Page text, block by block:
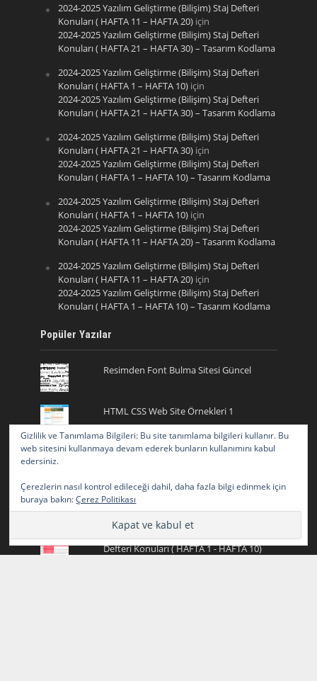
2024-2025 Yazılım Geliştirme (Bilişim) Staj Defteri
Konuları ( HAFTA 11 – HAFTA 20)için
2024-2025 Yazılım Geliştirme (Bilişim) Staj Defteri
Konuları ( HAFTA 21 – HAFTA 30) – Tasarım Kodlama
2024-2025 Yazılım Geliştirme (Bilişim) Staj Defteri
Konuları ( HAFTA 1 – HAFTA 10)için
2024-2025 Yazılım Geliştirme (Bilişim) Staj Defteri
Konuları ( HAFTA 21 – HAFTA 30) – Tasarım Kodlama
2024-2025 Yazılım Geliştirme (Bilişim) Staj Defteri
Konuları ( HAFTA 21 – HAFTA 30)için
2024-2025 Yazılım Geliştirme (Bilişim) Staj Defteri
Konuları ( HAFTA 1 – HAFTA 10) – Tasarım Kodlama
2024-2025 Yazılım Geliştirme (Bilişim) Staj Defteri
Konuları ( HAFTA 1 – HAFTA 10)için
2024-2025 Yazılım Geliştirme (Bilişim) Staj Defteri
Konuları ( HAFTA 11 – HAFTA 20) – Tasarım Kodlama
2024-2025 Yazılım Geliştirme (Bilişim) Staj Defteri
Konuları ( HAFTA 11 – HAFTA 20)için
2024-2025 Yazılım Geliştirme (Bilişim) Staj Defteri
Konuları ( HAFTA 1 – HAFTA 10) – Tasarım Kodlama
Popüler Yazılar
Resimden Font Bulma Sitesi Güncel
HTML CSS Web Site Örnekleri 1
Fotoğrafların Üzerindeki Yazıları Silme
Onay İşareti ve Onay Emojisi ✅ ✓ ✔️ Tik
İşareti
Defteri Konuları ( HAFTA 1 - HAFTA 10)
Gizlilik ve Tanımlama Bilgileri: Bu site tanımlama bilgileri kullanır. Bu
web sitesini kullanmaya devam ederek bunların kullanımını kabul
edersiniz.
Çerezlerin nasıl kontrol edileceği dahil, daha fazla bilgi edinmek için
buraya bakın:Çerez Politikası